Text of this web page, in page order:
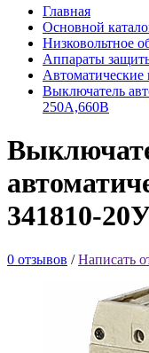
Главная
Основной
Низковольтное
Аппараты
Автоматические
Выключатель
250А,660В
341810-
0 отзывов /Написать